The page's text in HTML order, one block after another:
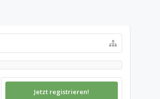
Jetzt registrieren!